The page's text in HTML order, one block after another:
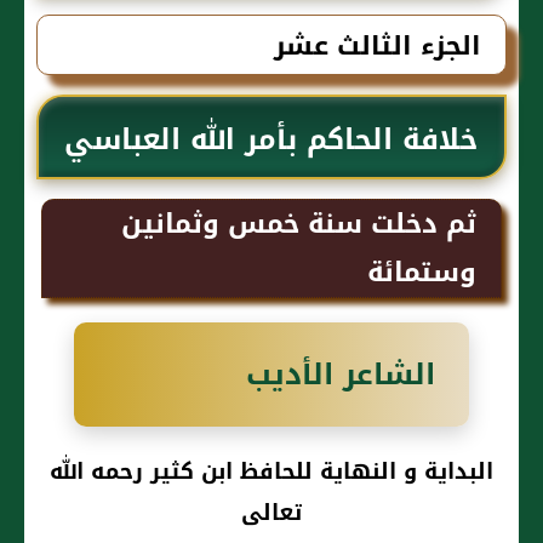
كثير رحمه الله تعالى
الجزء الثالث عشر
خلافة الحاكم بأمر الله العباسي
ثم دخلت سنة خمس وثمانين
وستمائة
الشاعر الأديب
البداية و النهاية للحافظ ابن كثير رحمه الله
تعالى